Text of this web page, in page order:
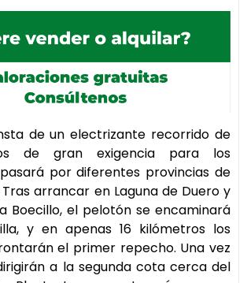
de un electrizante recorrido de
de gran exigencia para los
por diferentes provincias de
arrancar en Laguna de Duero y
Boecillo, el pelotón se encaminará
y en apenas 16 kilómetros los
el primer repecho. Una vez
a la segunda cota cerca del